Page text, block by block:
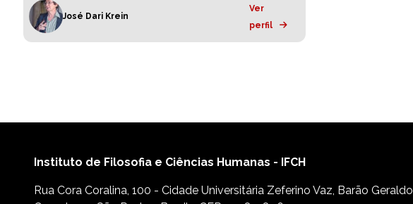
José Dari Krein
Ver
perfil
Instituto de Filosofia e Ciências Humanas - IFCH
Rua Cora Coralina, 100 - Cidade Universitária Zeferino Vaz, Barão Geraldo